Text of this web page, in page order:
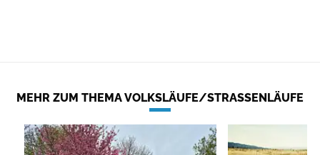
MEHR ZUM THEMA VOLKSLÄUFE/STRASSENLÄUFE